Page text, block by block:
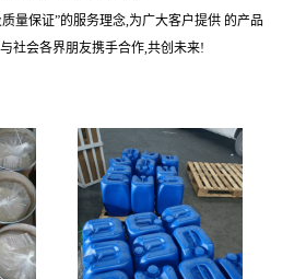
量保证”的服务理念,为广大客户提供 的产品
社会各界朋友携手合作,共创未来!